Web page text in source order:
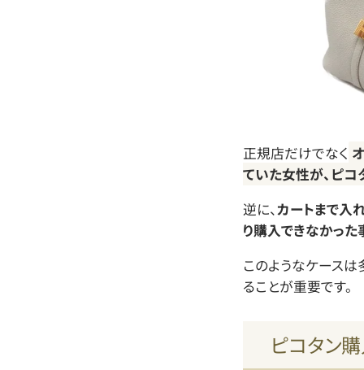
正規店だけでなく
ていた女性が、ピ
逆に、カートまで入
り購入できなかった
このようなケース
ることが重要です。
ピコタン